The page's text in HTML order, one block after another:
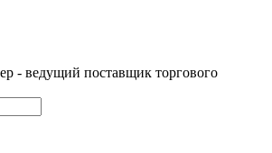
- ведущий поставщик торгового